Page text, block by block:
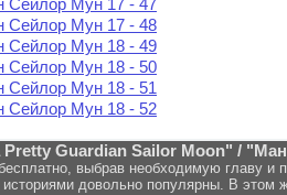
Сейлор Мун 17 - 47
Сейлор Мун 17 - 48
Сейлор Мун 18 - 49
Сейлор Мун 18 - 50
Сейлор Мун 18 - 51
Сейлор Мун 18 - 52
Pretty Guardian Sailor Moon" /
выбрав необходимую главу и
довольно популярны. В этом